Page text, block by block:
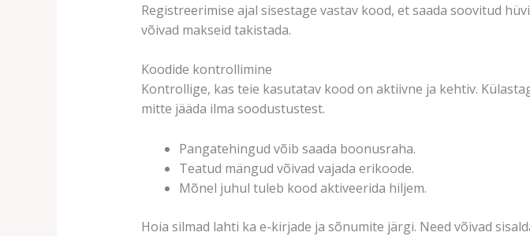
Registreerimise ajal sisestage vastav kood, et saada soovitud
võivad makseid takistada.
Koodide kontrollimine
Kontrollige, kas teie kasutatav kood on aktiivne ja kehtiv.
mitte jääda ilma soodustustest.
Pangatehingud võib saada boonusraha.
Teatud mängud võivad vajada erikoode.
Mõnel juhul tuleb kood aktiveerida hiljem.
Hoia silmad lahti ka e-kirjade ja sõnumite järgi. Need võivad